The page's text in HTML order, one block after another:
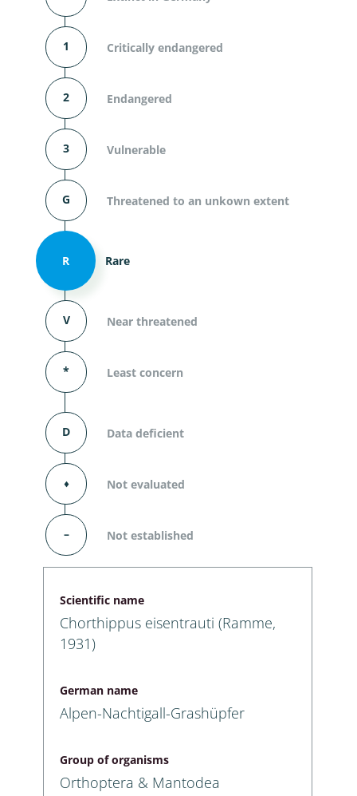
1 Critically endangered
2 Endangered
3 Vulnerable
G Threatened to an unkown extent
R Rare
V Near threatened
* Least concern
D Data deficient
⬧ Not evaluated
– Not established
Scientific name
Chorthippus eisentrauti (Ramme,
1931)
German name
Alpen-Nachtigall-Grashüpfer
Group of organisms
Orthoptera & Mantodea